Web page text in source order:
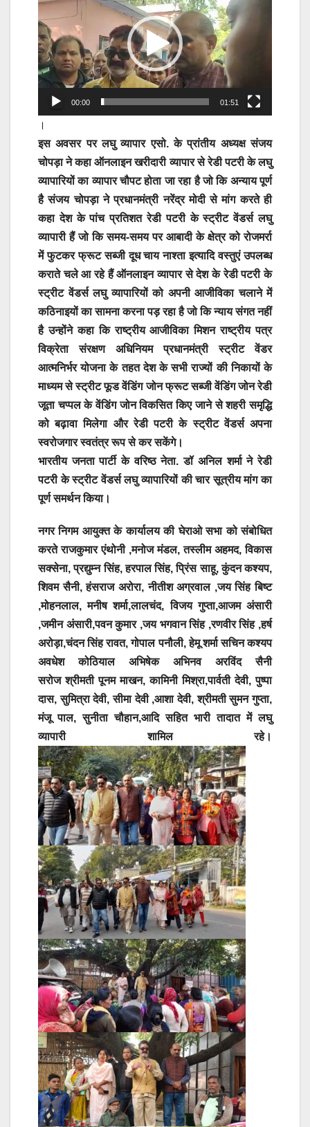
00:00 01:51
।
इस अवसर पर लघु व्यापार एसो. के प्रांतीय अध्यक्ष संजय
चोपड़ा ने कहा ऑनलाइन खरीदारी व्यापार से रेडी पटरी के लघु
व्यापारियों का व्यापार चौपट होता जा रहा है जो कि अन्याय पूर्ण
है संजय चोपड़ा ने प्रधानमंत्री नरेंद्र मोदी से मांग करते ही
कहा देश के पांच प्रतिशत रेडी पटरी के स्ट्रीट वेंडर्स लघु
व्यापारी हैं जो कि समय-समय पर आबादी के क्षेत्र को रोजमर्रा
में फुटकर फ्रूट सब्जी दूध चाय नाश्ता इत्यादि वस्तुएं उपलब्ध
कराते चले आ रहे हैं ऑनलाइन व्यापार से देश के रेडी पटरी के
स्ट्रीट वेंडर्स लघु व्यापारियों को अपनी आजीविका चलाने में
कठिनाइयों का सामना करना पड़ रहा है जो कि न्याय संगत नहीं
है उन्होंने कहा कि राष्ट्रीय आजीविका मिशन राष्ट्रीय पत्र
विक्रेता संरक्षण अधिनियम प्रधानमंत्री स्ट्रीट वेंडर
आत्मनिर्भर योजना के तहत देश के सभी राज्यों की निकायों के
माध्यम से स्ट्रीट फूड वेंडिंग जोन फ्रूट सब्जी वेंडिंग जोन रेडी
जूता चप्पल के वेंडिंग जोन विकसित किए जाने से शहरी समृद्धि
को बढ़ावा मिलेगा और रेडी पटरी के स्ट्रीट वेंडर्स अपना
स्वरोजगार स्वतंत्र रूप से कर सकेंगे।
भारतीय जनता पार्टी के वरिष्ठ नेता. डॉ अनिल शर्मा ने रेडी
पटरी के स्ट्रीट वेंडर्स लघु व्यापारियों की चार सूत्रीय मांग का
पूर्ण समर्थन किया।
नगर निगम आयुक्त के कार्यालय की घेराओ सभा को संबोधित
करते राजकुमार एंथोनी ,मनोज मंडल, तस्लीम अहमद, विकास
सक्सेना, प्रद्युम्न सिंह, हरपाल सिंह, प्रिंस साहू, कुंदन कश्यप,
शिवम सैनी, हंसराज अरोरा, नीतीश अग्रवाल ,जय सिंह बिष्ट
,मोहनलाल, मनीष शर्मा,लालचंद, विजय गुप्ता,आजम अंसारी
,जमीन अंसारी,पवन कुमार ,जय भगवान सिंह ,रणवीर सिंह ,हर्ष
अरोड़ा,चंदन सिंह रावत, गोपाल पनौली, हेमू शर्मा सचिन कश्यप
अवधेश कोठियाल अभिषेक अभिनव अरविंद सैनी
सरोज श्रीमती पूनम माखन, कामिनी मिश्रा,पार्वती देवी, पुष्पा
दास, सुमित्रा देवी, सीमा देवी ,आशा देवी, श्रीमती सुमन गुप्ता,
मंजू पाल, सुनीता चौहान,आदि सहित भारी तादात में लघु
व्यापारी शामिल रहे।